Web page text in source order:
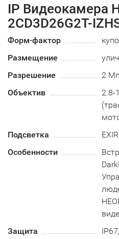
IP Видеокамера
2CD3D26G2T-
Форм-фактор
Размещение
Разрешение
2 Мп
Объектив
2.8-
Подсветка
Особенности
Защита